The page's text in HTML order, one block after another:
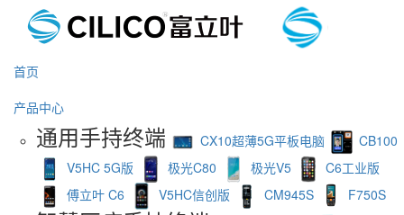
首页
产品中心
通用手持终端 CX10超薄5G平板电脑
CB100
V5HC 5G版
极光C80 极光V5
C6工业版
傅立叶 C6
V5HC信创版 CM945S F750S